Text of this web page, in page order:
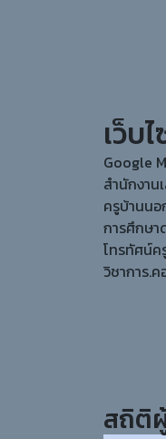
เว็บ
Google
สำนักงาน
ครูบ้านน
การศึกษ
โทรทัศน์ค
วิชาการ.ค
สถิติ